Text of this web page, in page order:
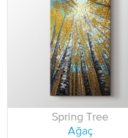
Spring Tree
Ağaç